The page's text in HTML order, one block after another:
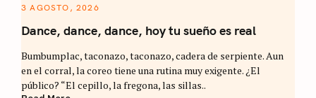
3 AGOSTO, 2026
Dance, dance, dance, hoy tu sueño es real
Bumbumplac, taconazo, taconazo, cadera de serpiente. Aun
en el corral, la coreo tiene una rutina muy exigente. ¿El
público? “El cepillo, la fregona, las sillas..